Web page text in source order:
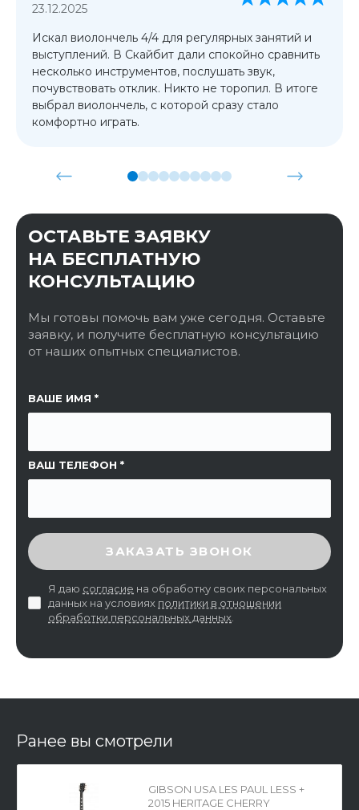
23.12.2025
Искал виолончель 4/4 для регулярных занятий и
выступлений. В Скайбит дали спокойно сравнить
несколько инструментов, послушать звук,
почувствовать отклик. Никто не торопил. В итоге
выбрал виолончель, с которой сразу стало
комфортно играть.
ОСТАВЬТЕ ЗАЯВКУ
НА БЕСПЛАТНУЮ
КОНСУЛЬТАЦИЮ
Мы готовы помочь вам уже сегодня. Оставьте
заявку, и получите бесплатную консультацию
от наших опытных специалистов.
ВАШЕ ИМЯ
ВАШ ТЕЛЕФОН
ССЫЛКА НА СТРАНИЦУ
ВВЕДИТЕ ПРОВЕРОЧНЫЙ КОД
ЗАКАЗАТЬ ЗВОНОК
Я даю согласие на обработку своих персональных
данных на условиях политики в отношении
обработки персональных данных
Ранее вы смотрели
GIBSON USA LES PAUL LESS +
2015 HERITAGE CHERRY